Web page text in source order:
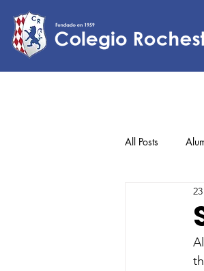
All Posts
Lower
Upper